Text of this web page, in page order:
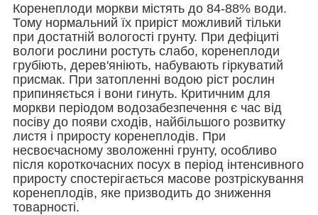
Коренеплоди моркви містять до 84-88% води.
Тому нормальний їх приріст можливий тільки
при достатній вологості грунту. При дефіциті
вологи рослини ростуть слабо, коренеплоди
грубіють, дерев'яніють, набувають гіркуватий
присмак. При затопленні водою ріст рослин
припиняється і вони гинуть. Критичним для
моркви періодом водозабезпечення є час від
посіву до появи сходів, найбільшого розвитку
листя і приросту коренеплодів. При
несвоєчасному зволоженні грунту, особливо
після короткочасних посух в період інтенсивного
приросту спостерігається масове розтріскування
коренеплодів, яке призводить до зниження
товарності.